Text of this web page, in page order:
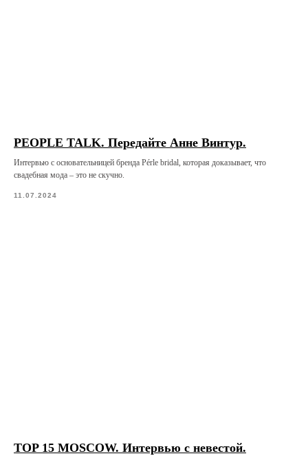
PEOPLE TALK. Передайте Анне Винтур.
Интервью с основательницей бренда Pérle bridal, которая доказывает, что
свадебная мода – это не скучно.
11.07.2024
TOP 15 MOSCOW. Интервью с невестой.